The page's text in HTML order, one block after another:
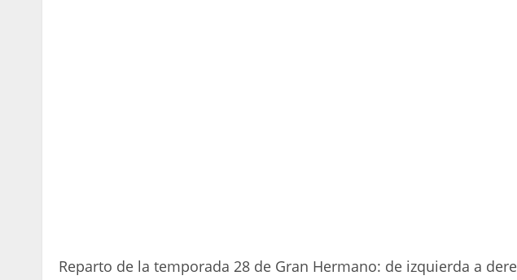
Reparto de la temporada 28 de Gran Hermano: de izquierda a